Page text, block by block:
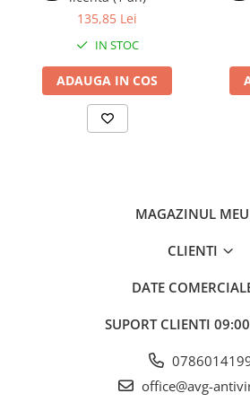
Adăugați CCleaner Business la oferta
clienților puncte finale mai curate, mai
funcționează mai bine, pentru mai mult
Optimizați punctele finale
Motorul de curățare puternic al CCleaner
finale și curățează fișierele inutile care
hard disk. De asemenea, șterge vechile
pot duce la instabilitate.
CCleaner șterge cookie-urile, parolele și
încât datele companiei rămân
CCleaner poate șterge istoricul
siguranță fișierele sensibile pentru a
Creșteți rentabilitatea investiției pe
135,85 Lei
IN STOC
ADAUGA IN COS
MAGAZINUL MEU
CLIENTI
DATE
SUPORT CLIENTI
office@avg-